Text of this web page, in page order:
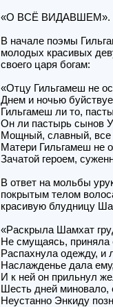
«О ВСЁ ВИДАВШЕМ».
В начале поэмы
молодых красивых
своего царя богам:
«Отцу Гильгамеш не
Днем и ночью
Гильгамеш ли то,
Он ли пастырь сынов
Мощный, славный, все
Матери Гильгамеш не
Зачатой героем,
В ответ на мольбы
покрытым телом
красивую блудницу
«Раскрыла Шамхат
Не смущаясь, приняла
Распахнула одежду, и
Наслажденье дала
И к ней он прильнул
Шесть дней миновало,
Неустанно Энкиду